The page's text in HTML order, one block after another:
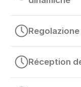
Réception